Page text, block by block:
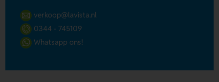
verkoop@lavista.nl
0344 - 745109
Whatsapp ons!